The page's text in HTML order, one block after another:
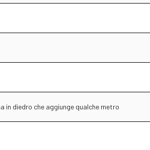
in diedro che aggiunge qualche metro